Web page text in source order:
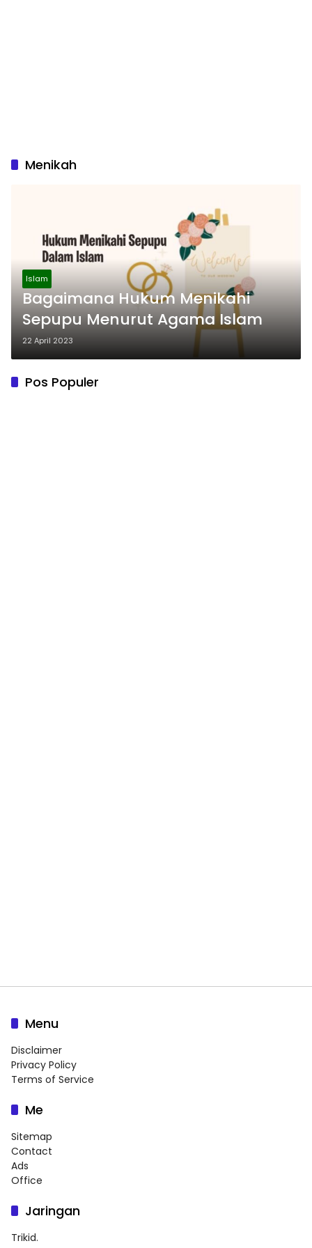
Menikah
Islam
Bagaimana Hukum Menikahi
Sepupu Menurut Agama Islam
22 April 2023
Pos Populer
Menu
Disclaimer
Privacy Policy
Terms of Service
Me
Sitemap
Contact
Ads
Office
Jaringan
Trikid.